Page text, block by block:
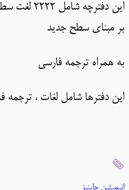
این دفترچه شامل 2222 لغت سطح 1 تا 3 می باشد .
بر مبنای سطح جدید
به همراه ترجمه فارسی
این دفترها شامل لغات ، ترجمه
انیمیشن چاینیز